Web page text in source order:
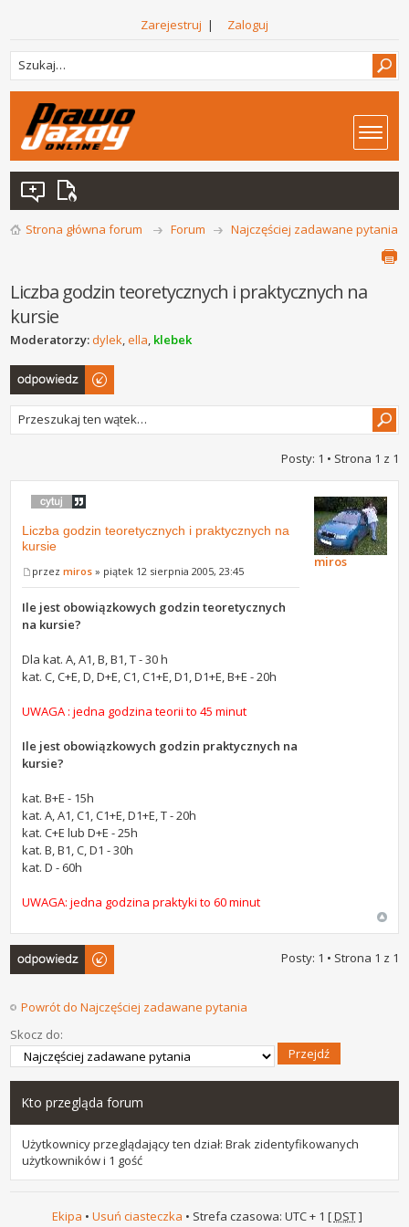
Zarejestruj | Zaloguj
Strona główna forum Forum Najczęściej zadawane pytania
Liczba godzin teoretycznych i praktycznych na
kursie
Moderatorzy:dylek,ella, klebek
Odpowiedz
Posty: 1 • Strona 1 z 1
Liczba godzin teoretycznych i praktycznych na
kursie
przezmiros » piątek 12 sierpnia 2005, 23:45
Ile jest obowiązkowych godzin teoretycznych
na kursie?
Dla kat. A, A1, B, B1, T - 30 h
kat. C, C+E, D, D+E, C1, C1+E, D1, D1+E, B+E - 20h
UWAGA : jedna godzina teorii to 45 minut
Ile jest obowiązkowych godzin praktycznych na
kursie?
kat. B+E - 15h
kat. A, A1, C1, C1+E, D1+E, T - 20h
kat. C+E lub D+E - 25h
kat. B, B1, C, D1 - 30h
kat. D - 60h
UWAGA: jedna godzina praktyki to 60 minut
miros
Odpowiedz
Posty: 1 • Strona 1 z 1
Powrót do Najczęściej zadawane pytania
Skocz do:
Kto przegląda forum
Użytkownicy przeglądający ten dział: Brak zidentyfikowanych
użytkowników i 1 gość
Ekipa • Usuń ciasteczka • Strefa czasowa: UTC + 1 [DST]